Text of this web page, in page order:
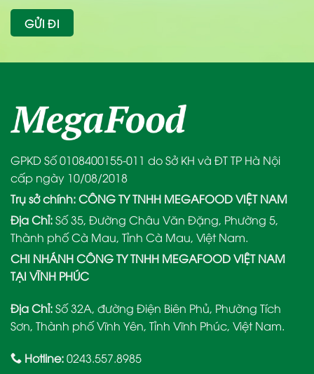
GPKD Số 0108400155-011 do Sở KH và ĐT TP Hà Nội
cấp ngày 10/08/2018
Trụ sở chính: CÔNG TY TNHH MEGAFOOD VIỆT NAM
Địa Chỉ:Số 35, Đường Châu Văn Đặng, Phường 5,
Thành phố Cà Mau, Tỉnh Cà Mau, Việt Nam.
CHI NHÁNH CÔNG TY TNHH MEGAFOOD VIỆT NAM
TẠI VĨNH PHÚC
Địa Chỉ:Số 32A, đường Điện Biên Phủ, Phường Tích
Sơn, Thành phố Vĩnh Yên, Tỉnh Vĩnh Phúc, Việt Nam.
Hotline:0243.557.8985